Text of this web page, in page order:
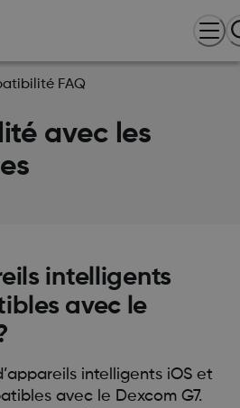
FAQ
avec les
intelligents
avec le
intelligents iOS et
avec le Dexcom G7.